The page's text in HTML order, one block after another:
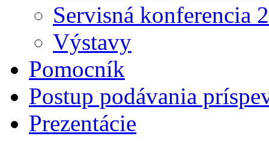
Servisná konferencia
Výstavy
Pomocník
Postup podávania
Prezentácie